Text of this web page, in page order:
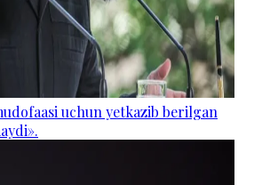
uchun yetkazib berilgan